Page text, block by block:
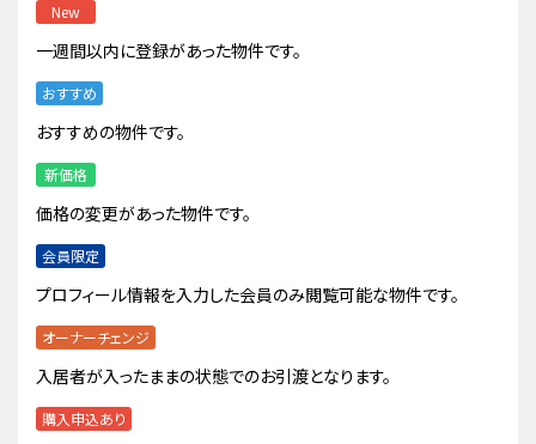
New
一週間以内に登録があった物件です。
おすすめ
おすすめの物件です。
新価格
価格の変更があった物件です。
会員限定
プロフィール情報を入力した会員のみ閲覧可能な物件です。
オーナーチェンジ
入居者が入ったままの状態でのお引渡となります。
購入申込あり